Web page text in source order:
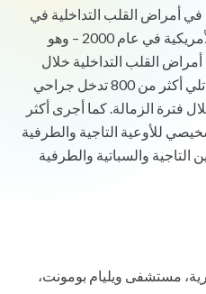
في أمراض القلب التداخلية في
جامعة ألاباما بالولايات المتحدة الأمريكية في عام 2000 – وهو
القلب التداخلية خلال
فترة الزمالة، أجرى الدكتور الكواتلي أكثر من 800 تدخل جراحي
فترة الزمالة. كما أجرى أكثر
تشخيصي للأوعية التاجية والطرفية
التاجية والسباتية والطرفية
مستشفى ويليام بومونت،